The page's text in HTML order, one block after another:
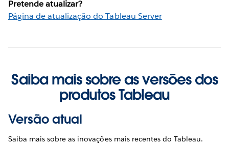
Pretende atualizar?
Página de atualização do Tableau Server
Saiba mais sobre as versões dos
produtos Tableau
Versão atual
Saiba mais sobre as inovações mais recentes do Tableau.